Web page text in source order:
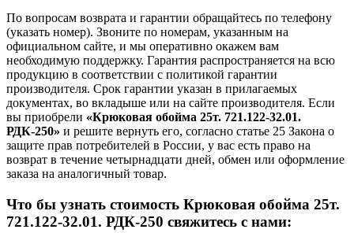
По вопросам возврата и гарантии обращайтесь по телефону
(указать номер). Звоните по номерам, указанным на
официальном сайте, и мы оперативно окажем вам
необходимую поддержку. Гарантия распространяется на всю
продукцию в соответствии с политикой гарантии
производителя. Срок гарантии указан в прилагаемых
документах, во вкладыше или на сайте производителя. Если
вы приобрели «Крюковая обойма 25т. 721.122-32.01.
РДК-250» и решите вернуть его, согласно статье 25 Закона о
защите прав потребителей в России, у вас есть право на
возврат в течение четырнадцати дней, обмен или оформление
заказа на аналогичный товар.
Что бы узнать стоимость Крюковая обойма 25т.
721.122-32.01. РДК-250 свяжитесь с нами: